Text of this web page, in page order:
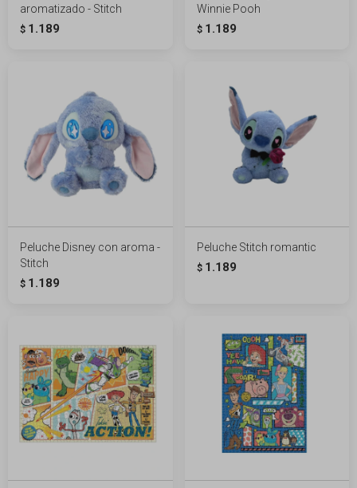
aromatizado - Stitch
$ 1.189
Winnie Pooh
$ 1.189
Peluche Disney con aroma -
Stitch
$ 1.189
Peluche Stitch romantic
$ 1.189